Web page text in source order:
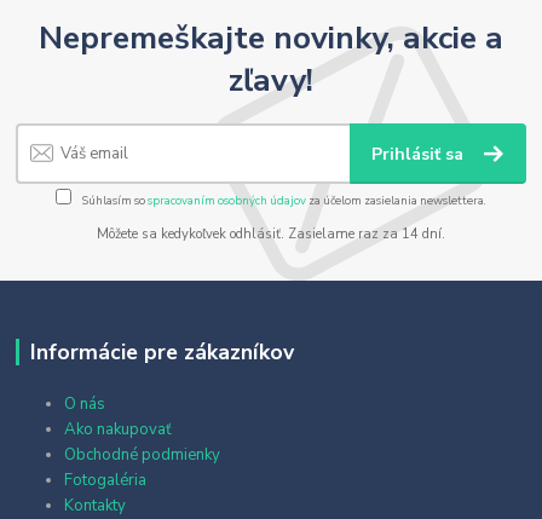
Nepremeškajte novinky, akcie a
zľavy!
Prihlásiť sa
Súhlasím sospracovaním osobných údajov za účelom zasielania newslettera.
Môžete sa kedykoľvek odhlásiť. Zasielame raz za 14 dní.
Informácie pre zákazníkov
O nás
Ako nakupovať
Obchodné podmienky
Fotogaléria
Kontakty